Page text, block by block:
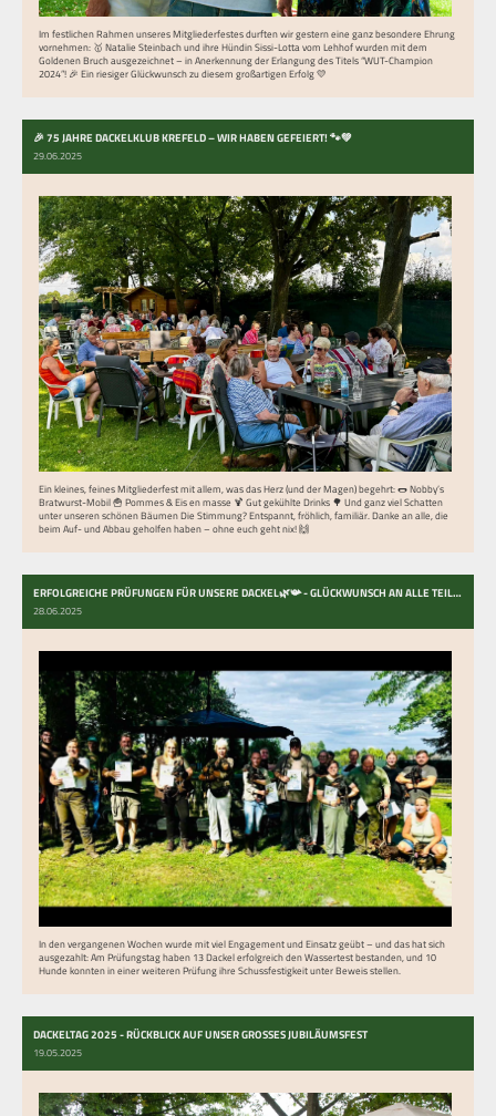
Im festlichen Rahmen unseres Mitgliederfestes durften wir gestern eine ganz besondere Ehrung
vornehmen: 🥇 Natalie Steinbach und ihre Hündin Sissi-Lotta vom Lehhof wurden mit dem
Goldenen Bruch ausgezeichnet – in Anerkennung der Erlangung des Titels “WUT-Champion
2024”! 🎉 Ein riesiger Glückwunsch zu diesem großartigen Erfolg 💛
🎉 75 JAHRE DACKELKLUB KREFELD – WIR HABEN GEFEIERT! 🐾💚
29.06.2025
Ein kleines, feines Mitgliederfest mit allem, was das Herz (und der Magen) begehrt: 🌭 Nobby’s
Bratwurst-Mobil 🍟 Pommes & Eis en masse 🍹 Gut gekühlte Drinks 🌳 Und ganz viel Schatten
unter unseren schönen Bäumen Die Stimmung? Entspannt, fröhlich, familiär. Danke an alle, die
beim Auf- und Abbau geholfen haben – ohne euch geht nix! 🙌
ERFOLGREICHE PRÜFUNGEN FÜR UNSERE DACKEL🌿📯 - GLÜCKWUNSCH AN ALLE TEILNEHMER!
28.06.2025
In den vergangenen Wochen wurde mit viel Engagement und Einsatz geübt – und das hat sich
ausgezahlt: Am Prüfungstag haben 13 Dackel erfolgreich den Wassertest bestanden, und 10
Hunde konnten in einer weiteren Prüfung ihre Schussfestigkeit unter Beweis stellen.
DACKELTAG 2025 - RÜCKBLICK AUF UNSER GROSSES JUBILÄUMSFEST
19.05.2025